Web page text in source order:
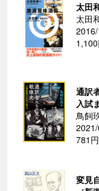
太田
太田
1,100
通訳
入試
鳥飼
781円
変見